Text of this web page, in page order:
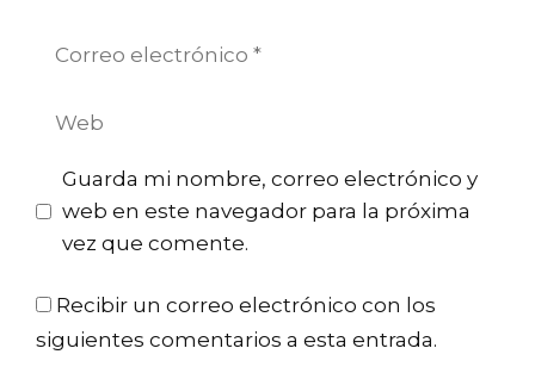
Guarda mi nombre, correo electrónico y
web en este navegador para la próxima
vez que comente.
Recibir un correo electrónico con los
siguientes comentarios a esta entrada.